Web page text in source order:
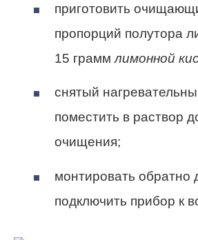
приготовить
пропорций полутора
15 граммлимонной
снятый
поместить в раствор
очищения;
монтировать обратно
подключить прибор к